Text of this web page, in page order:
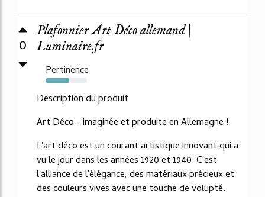
0
Plafonnier Art Déco allemand |
Luminaire.fr
Pertinence
56%
Description du produit
Art Déco - imaginée et produite en Allemagne !
L'art déco est un courant artistique innovant qui a
vu le jour dans les années 1920 et 1940. C'est
l'alliance de l'élégance, des matériaux précieux et
des couleurs vives avec une touche de volupté.